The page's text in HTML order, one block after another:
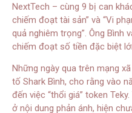
NextTech – cùng 9 bị can
chiếm đoạt tài sản” và “Vi
quả nghiêm trọng”. Ông Bình
chiếm đoạt số tiền đặc biệt
Những ngày qua trên mạng
tố Shark Bình, cho rằng vào
đến việc “thổi giá” token
ở nội dung phản ánh, hiện